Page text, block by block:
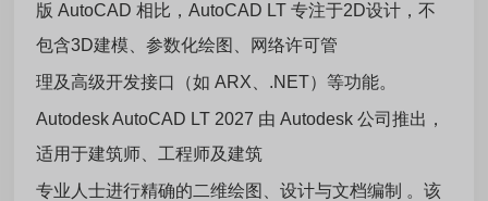
版 AutoCAD 相比，AutoCAD LT 专注于2D设计，不
包含3D建模、参数化绘图、网络许可管
理及高级开发接口（如 ARX、.NET）等功能。
Autodesk AutoCAD LT 2027 由 Autodesk 公司推出，
适用于建筑师、工程师及建筑
专业人士进行精确的二维绘图、设计与文档编制 。该